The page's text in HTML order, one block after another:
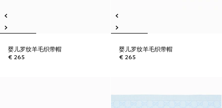
婴儿罗纹羊毛织带帽
€ 265
婴儿罗纹羊毛织带帽
€ 265